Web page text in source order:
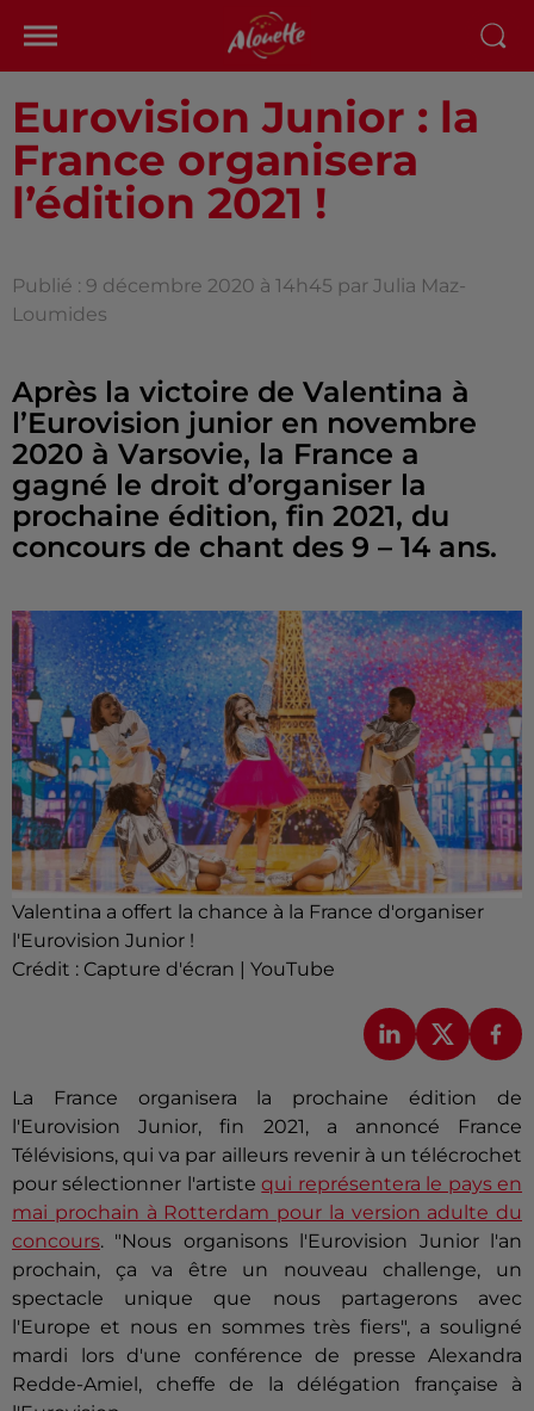
Eurovision Junior : la
France organisera
l’édition 2021 !
Publié : 9 décembre 2020 à 14h45 par Julia Maz-
Loumides
Après la victoire de Valentina à
l’Eurovision junior en novembre
2020 à Varsovie, la France a
gagné le droit d’organiser la
prochaine édition, fin 2021, du
concours de chant des 9 – 14 ans.
Valentina a offert la chance à la France d'organiser
l'Eurovision Junior !
Crédit : Capture d'écran | YouTube
La France organisera la prochaine édition de
l'Eurovision Junior, fin 2021, a annoncé France
Télévisions, qui va par ailleurs revenir à un télécrochet
pour sélectionner l'artistequi représentera le pays en
mai prochain à Rotterdam pour la version adulte du
concours. "Nous organisons l'Eurovision Junior l'an
prochain, ça va être un nouveau challenge, un
spectacle unique que nous partagerons avec
l'Europe et nous en sommes très fiers", a souligné
mardi lors d'une conférence de presse Alexandra
Redde-Amiel, cheffe de la délégation française à